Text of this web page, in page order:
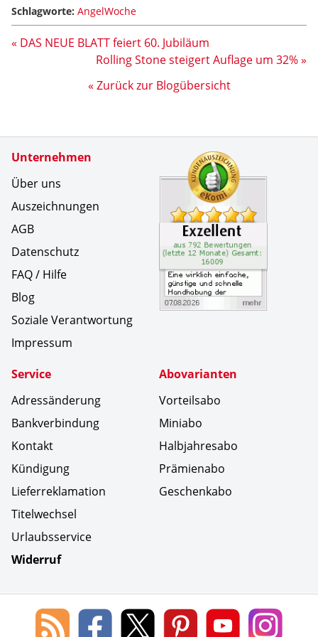
Schlagworte: AngelWoche
« DAS NEUE BLATT feiert 60. Jubiläum
Rolling Stone steigert Auflage um 32% »
« Zurück zur Blogübersicht
Unternehmen
Über uns
Auszeichnungen
AGB
Datenschutz
FAQ / Hilfe
Blog
Soziale Verantwortung
Impressum
Service
Adressänderung
Bankverbindung
Kontakt
Kündigung
Lieferreklamation
Titelwechsel
Urlaubsservice
Widerruf
Abovarianten
Vorteilsabo
Miniabo
Halbjahresabo
Prämienabo
Geschenkabo
Zertifikate
Social Media
Blog
des
Lorenz
Leserservice
Lorenz
Leserservice
Lorenz
Leserservice
Lorenz
Leserservice
Lorenz